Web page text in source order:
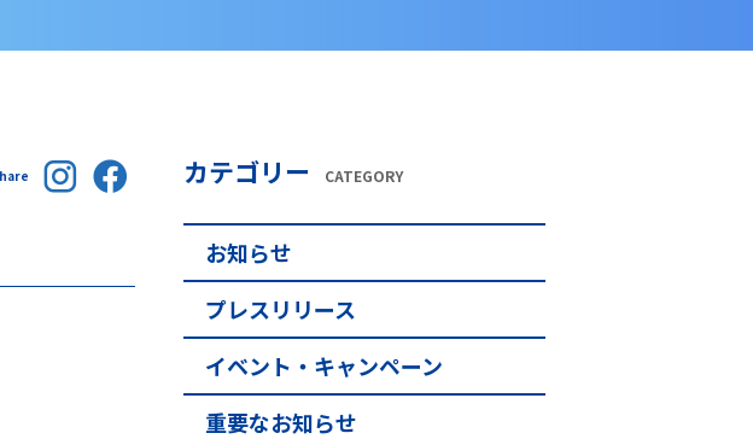
カテゴリー CATEGORY
お知らせ
プレスリリース
イベント・キャンペーン
重要なお知らせ